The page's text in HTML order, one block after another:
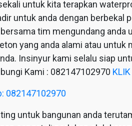
untuk kita terapkan
untuk anda dengan berbekal
tim mengundang
yang anda alami atau
Insinyur kami selalu siap
Kami : 082147102970
082147102970
untuk bangunan anda